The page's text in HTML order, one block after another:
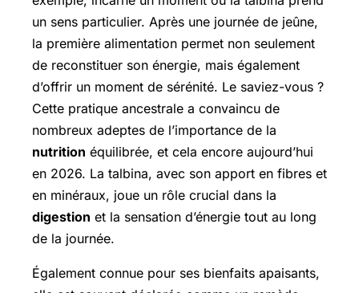
un sens particulier. Après une journée de jeûne,
la première alimentation permet non seulement
de reconstituer son énergie, mais également
d’offrir un moment de sérénité. Le saviez-vous ?
Cette pratique ancestrale a convaincu de
nombreux adeptes de l’importance de la
nutrition équilibrée, et cela encore aujourd’hui
en 2026. La talbina, avec son apport en fibres et
en minéraux, joue un rôle crucial dans la
digestion et la sensation d’énergie tout au long
de la journée.
Également connue pour ses bienfaits apaisants,